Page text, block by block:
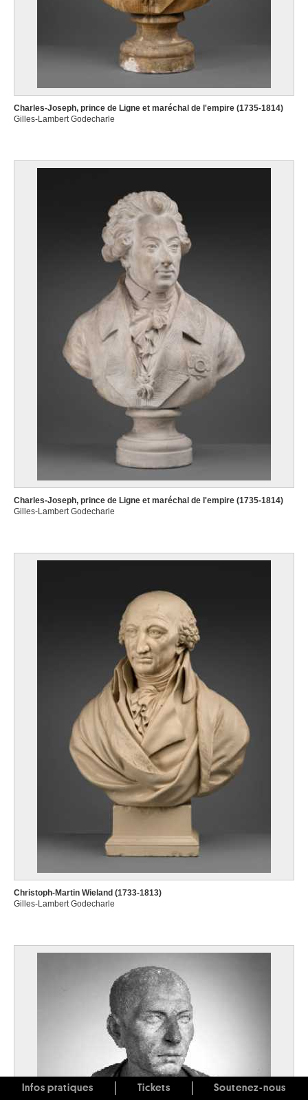
Charles-Joseph, prince de Ligne et maréchal de l'empire (1735-1814)
Gilles-Lambert Godecharle
Charles-Joseph, prince de Ligne et maréchal de l'empire (1735-1814)
Gilles-Lambert Godecharle
Christoph-Martin Wieland (1733-1813)
Gilles-Lambert Godecharle
Infos pratiques Tickets Soutenez-nous